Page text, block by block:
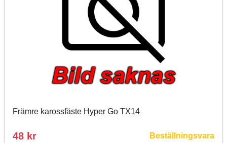
Främre karossfäste Hyper Go TX14
48 kr Beställningsvara